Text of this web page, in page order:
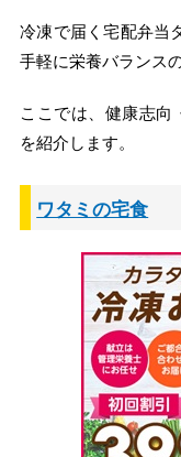
冷凍で届く宅配弁当
手軽に栄養バランス
ここでは、健康志向
を紹介します。
ワタミの宅食